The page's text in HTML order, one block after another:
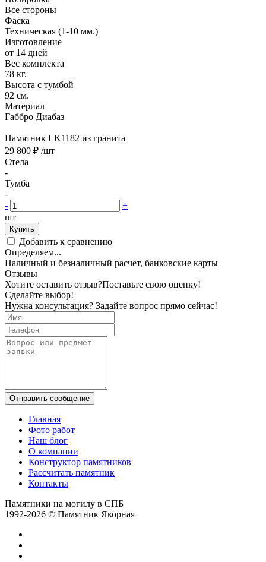
Все стороны
Фаска
Техническая (1-10 мм.)
Изготовление
от 14 дней
Вес комплекта
78 кг.
Высота с тумбой
92 см.
Материал
Габбро Диабаз
Памятник LK1182 из гранита
29 800 ₽ /шт
Стела
-
Тумба
-
-
+
шт
Купить
Добавить к сравнению
Определяем...
Наличный и безналичный расчет, банковские карты
Отзывы
Хотите оставить отзыв?Поставьте свою оценку!
Сделайте выбор!
Нужна консультация? Задайте вопрос прямо сейчас!
Отправить сообщение
Главная
Фото работ
Наш блог
О компании
Конструктор памятников
Рассчитать памятник
Контакты
Памятники на могилу в СПБ
1992-2026 © Памятник Якорная